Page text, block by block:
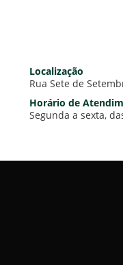
Localização
Rua Sete de
Horário de
Segunda a sexta,